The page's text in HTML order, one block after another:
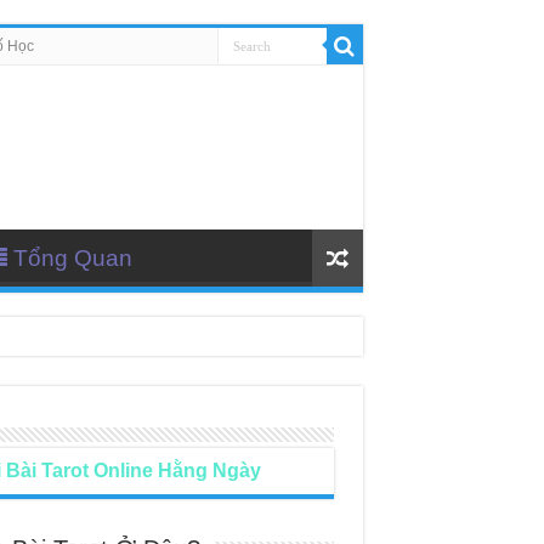
Học
Tổng Quan
Bài Tarot Online Hằng Ngày